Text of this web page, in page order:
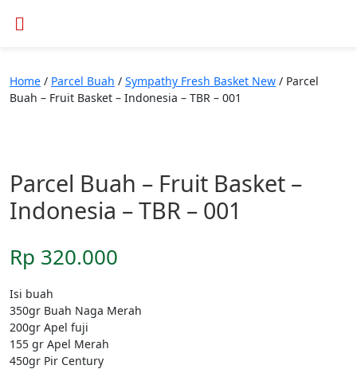
Home / Parcel Buah / Sympathy Fresh Basket New / Parcel
Buah – Fruit Basket – Indonesia – TBR – 001
Parcel Buah – Fruit Basket –
Indonesia – TBR – 001
Rp 320.000
Isi buah
350gr Buah Naga Merah
200gr Apel fuji
155 gr Apel Merah
450gr Pir Century